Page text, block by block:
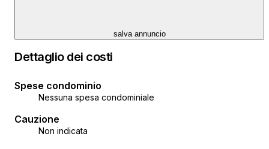
salva annuncio
Dettaglio dei costi
Spese condominio
Nessuna spesa condominiale
Cauzione
Non indicata